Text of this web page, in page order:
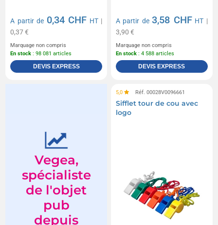
A partir de 0,34 CHF HT|
0,37 €
Marquage non compris
En stock : 98 081 articles
DEVIS EXPRESS
A partir de3,58 CHF HT |
3,90 €
Marquage non compris
En stock : 4 588 articles
DEVIS EXPRESS
Vegea,
spécialiste
de l'objet
pub
depuis
5,0 Réf. 00028V0096661
Sifflet tour de cou avec
logo